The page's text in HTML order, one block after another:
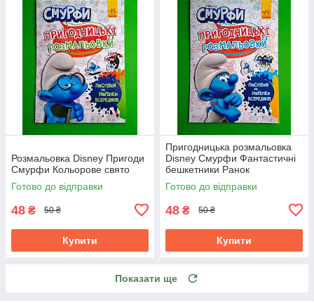
Розмальовка Disney Пригоди
Смурфи Кольорове свято
Готово до відправки
48 ₴ 50 ₴
Купити
Пригодницька розмальовка
Disney Смурфи Фантастичні
бешкетники Ранок
Готово до відправки
48 ₴ 50 ₴
Купити
Показати ще